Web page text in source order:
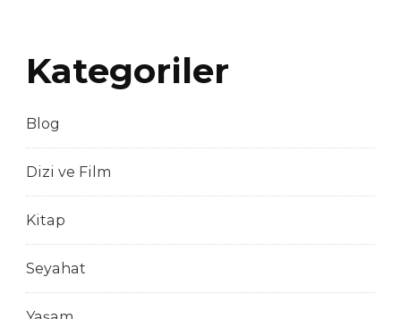
Kategoriler
Blog
Dizi ve Film
Kitap
Seyahat